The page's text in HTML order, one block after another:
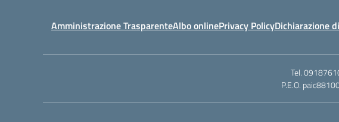
Amministrazione TrasparenteAlbo onlinePrivacy PolicyDichiarazione
Tel.
P.E.O.